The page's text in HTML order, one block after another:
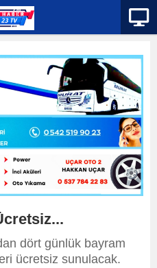
dört günlük bayram
ücretsiz sunulacak.